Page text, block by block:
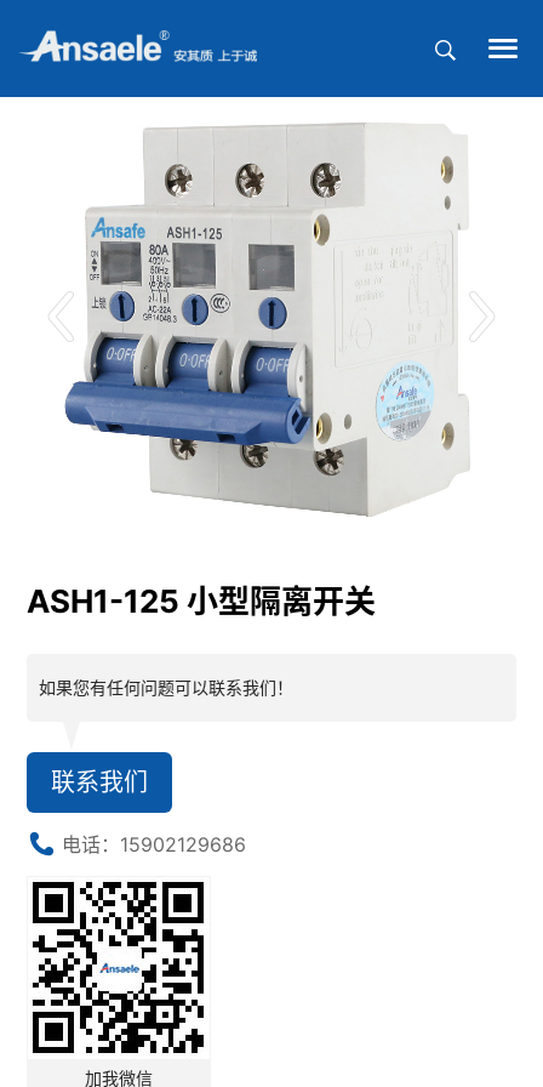
ASH1-125 小型隔离开关
如果您有任何问题可以联系我们！
联系我们
电话：15902129686
加我微信